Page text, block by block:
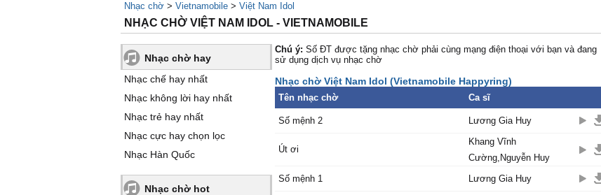
Nhạc chờ > Vietnamobile > Việt Nam Idol
NHẠC CHỜ VIỆT NAM IDOL - VIETNAMOBILE
Nhạc chờ hay
Nhạc chế hay nhất
Nhạc không lời hay nhất
Nhạc trẻ hay nhất
Nhạc cực hay chọn lọc
Nhạc Hàn Quốc
Nhạc chờ hot
Chú ý: Số ĐT được tặng nhạc chờ phải cùng mạng điện thoại với bạn và đang
sử dụng dịch vụ nhạc chờ
Nhạc chờ Việt Nam Idol (Vietnamobile Happyring)
Tên nhạc chờ Ca sĩ
Số mệnh 2 Lương Gia Huy
Út ơi
Khang Vĩnh
Cường,Nguyễn Huy
Số mệnh 1
Lương Gia Huy